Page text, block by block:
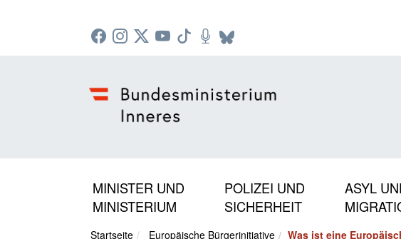
MINISTER UND
MINISTERIUM
POLIZEI UND
SICHERHEIT
ASYL
Startseite Europäische Bürgerinitiative Was ist eine